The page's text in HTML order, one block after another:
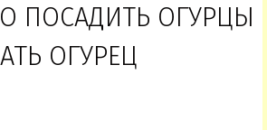
ПОСАДИТЬ ОГУРЦЫ
ОГУРЕЦ